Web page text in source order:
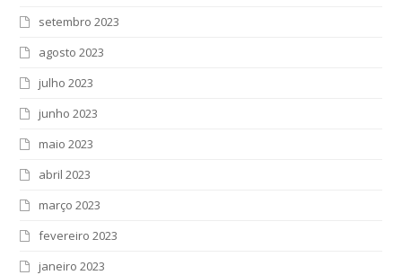
setembro 2023
agosto 2023
julho 2023
junho 2023
maio 2023
abril 2023
março 2023
fevereiro 2023
janeiro 2023